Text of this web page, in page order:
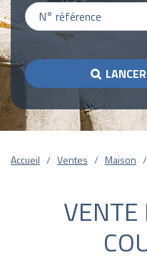
Accueil Ventes Maison